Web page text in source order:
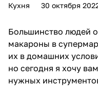
Кухня 30 октября
Большинство людей
макароны в
их в домашних
но сегодня я хочу
нужных